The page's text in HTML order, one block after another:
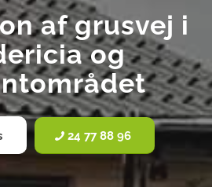
af grusvej i
og
24 77 88 96